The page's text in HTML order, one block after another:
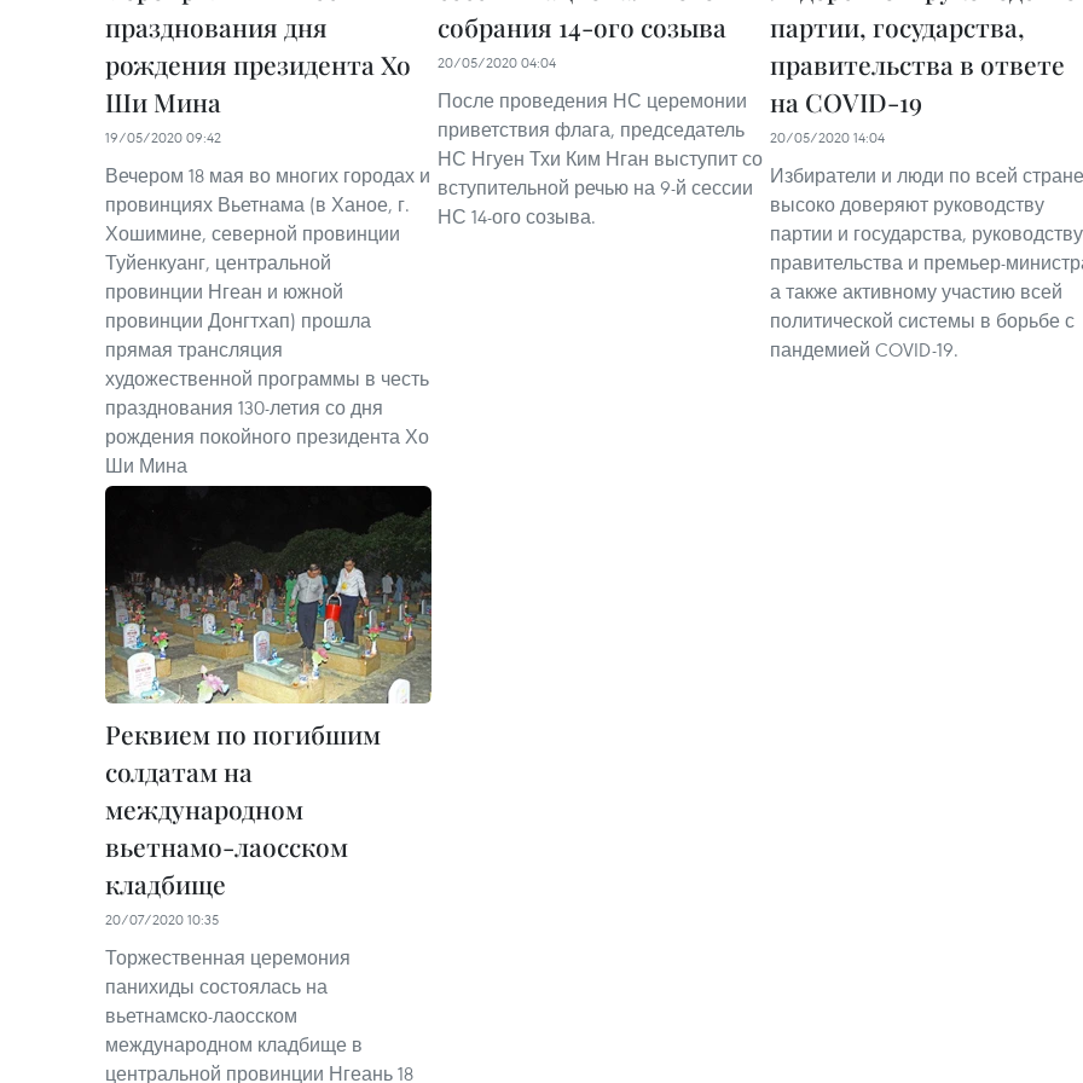
празднования дня
рождения президента Хо
Ши Мина
19/05/2020 09:42
Вечером 18 мая во многих городах и
провинциях Вьетнама (в Ханое, г.
Хошимине, северной провинции
Туйенкуанг, центральной
провинции Нгеан и южной
провинции Донгтхап) прошла
прямая трансляция
художественной программы в честь
празднования 130-летия со дня
рождения покойного президента Хо
Ши Мина
собрания 14-ого созыва
20/05/2020 04:04
После проведения НС церемонии
приветствия флага, председатель
НС Нгуен Тхи Ким Нган выступит со
вступительной речью на 9-й сессии
НС 14-ого созыва.
партии, государства,
правительства в ответе
на COVID-19
20/05/2020 14:04
Избиратели и люди по всей стране
высоко доверяют руководству
партии и государства, руководству
правительства и премьер-
а также активному участию всей
политической системы в борьбе с
пандемией COVID-19.
Реквием по погибшим
солдатам на
международном
вьетнамо-лаосском
кладбище
20/07/2020 10:35
Торжественная церемония
панихиды состоялась на
вьетнамско-лаосском
международном кладбище в
центральной провинции Нгеань 18